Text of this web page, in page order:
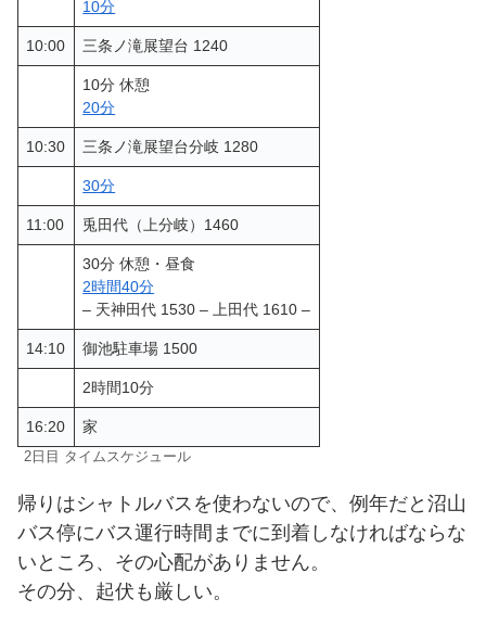
10分
10:00 三条ノ滝展望台 1240
10分 休憩
20分
10:30 三条ノ滝展望台分岐 1280
30分
11:00 兎田代（上分岐）1460
30分 休憩・昼食
2時間40分
– 天神田代 1530 – 上田代 1610 –
14:10 御池駐車場 1500
2時間10分
16:20 家
2日目 タイムスケジュール
帰りはシャトルバスを使わないので、例年だと沼山
バス停にバス運行時間までに到着しなければならな
いところ、その心配がありません。
その分、起伏も厳しい。